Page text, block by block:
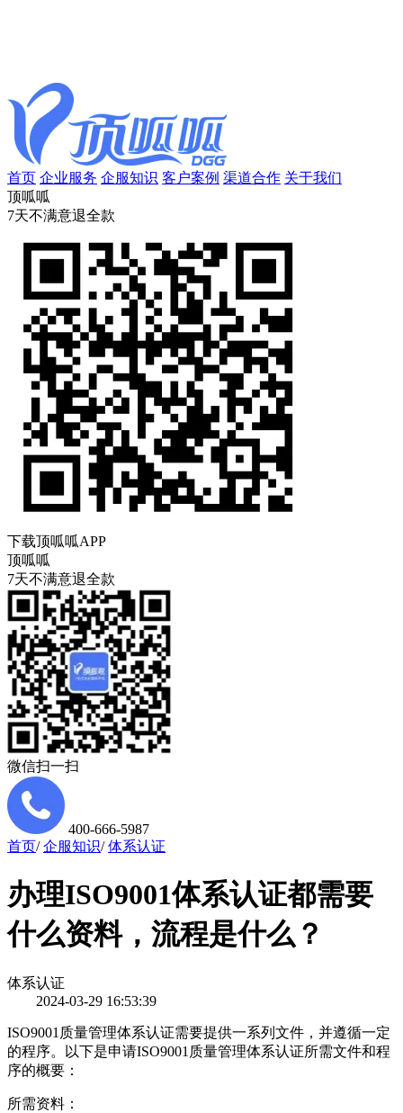
首页 企业服务 企服知识 客户案例 渠道合作 关于我们
顶呱呱
7天不满意退全款
下载顶呱呱APP
顶呱呱
7天不满意退全款
微信扫一扫
400-666-5987
首页/企服知识/体系认证
办理ISO9001体系认证都需要
什么资料，流程是什么？
体系认证
2024-03-29 16:53:39
ISO9001质量管理体系认证需要提供一系列文件，并遵循一定
的程序。以下是申请ISO9001质量管理体系认证所需文件和程
序的概要：
所需资料：